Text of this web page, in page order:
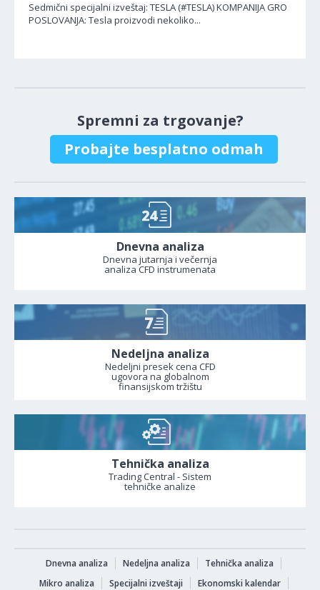
Sedmični specijalni izveštaj: TESLA (#TESLA) KOMPANIJA GRO
POSLOVANJA: Tesla proizvodi nekoliko...
Spremni za trgovanje?
Probajte besplatno odmah
Dnevna analiza
Dnevna jutarnja i večernja
analiza CFD instrumenata
Nedeljna analiza
Nedeljni presek cena CFD
ugovora na globalnom
finansijskom tržištu
Tehnička analiza
Trading Central - Sistem
tehničke analize
Dnevna analiza Nedeljna analiza
Tehnička analiza
Mikro analiza
Specijalni izveštaji Ekonomski kalendar